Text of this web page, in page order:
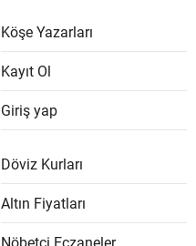
Köşe Yazarları
Kayıt Ol
Giriş yap
Döviz Kurları
Altın Fiyatları
Nöbetçi Eczaneler